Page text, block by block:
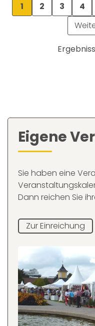
1 2 3 4
Eigene
Sie haben eine
Dann reichen Sie
Zur Einreichung